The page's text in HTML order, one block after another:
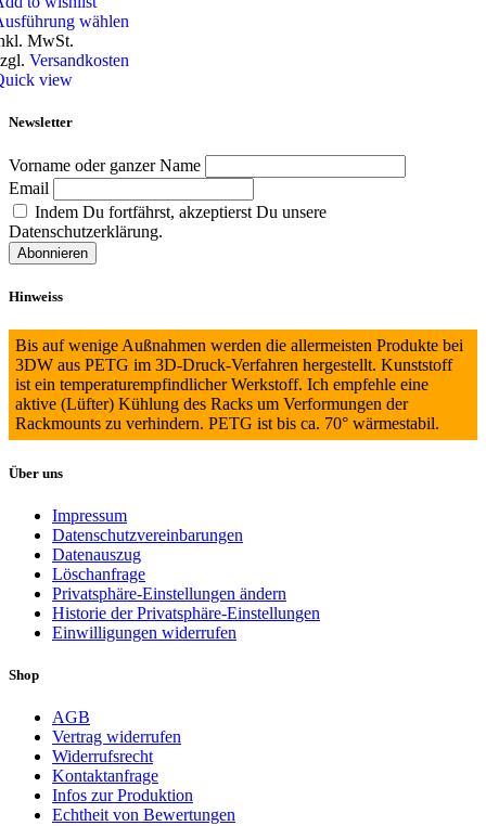
wählen
MwSt.
Versandkosten
view
Newsletter
Vorname oder ganzer Name
Email
Indem Du fortfährst, akzeptierst Du unsere
Datenschutzerklärung.
Hinweiss
Bis auf wenige Außnahmen werden die allermeisten Produkte bei
3DW aus PETG im 3D-Druck-Verfahren hergestellt. Kunststoff
ist ein temperaturempfindlicher Werkstoff. Ich empfehle eine
aktive (Lüfter) Kühlung des Racks um Verformungen der
Rackmounts zu verhindern. PETG ist bis ca. 70° wärmestabil.
Über uns
Impressum
Datenschutzvereinbarungen
Datenauszug
Löschanfrage
Privatsphäre-Einstellungen ändern
Historie der Privatsphäre-Einstellungen
Einwilligungen widerrufen
Shop
AGB
Vertrag widerrufen
Widerrufsrecht
Kontaktanfrage
Infos zur Produktion
Echtheit von Bewertungen